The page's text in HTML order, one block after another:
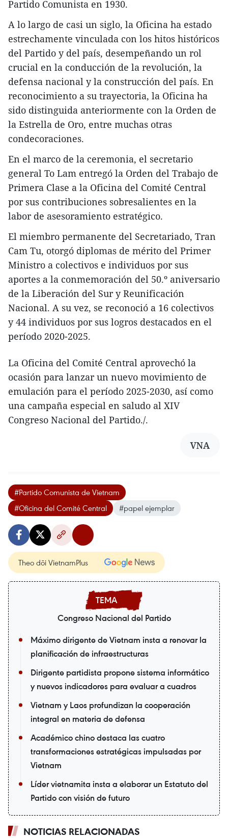
Partido Comunista en 1930.
A lo largo de casi un siglo, la Oficina ha estado
estrechamente vinculada con los hitos históricos
del Partido y del país, desempeñando un rol
crucial en la conducción de la revolución, la
defensa nacional y la construcción del país. En
reconocimiento a su trayectoria, la Oficina ha
sido distinguida anteriormente con la Orden de
la Estrella de Oro, entre muchas otras
condecoraciones.
En el marco de la ceremonia, el secretario
general To Lam entregó la Orden del Trabajo de
Primera Clase a la Oficina del Comité Central
por sus contribuciones sobresalientes en la
labor de asesoramiento estratégico.
El miembro permanente del Secretariado, Tran
Cam Tu, otorgó diplomas de mérito del Primer
Ministro a colectivos e individuos por sus
aportes a la conmemoración del 50.º aniversario
de la Liberación del Sur y Reunificación
Nacional. A su vez, se reconoció a 16 colectivos
y 44 individuos por sus logros destacados en el
período 2020-2025.
La Oficina del Comité Central aprovechó la
ocasión para lanzar un nuevo movimiento de
emulación para el período 2025-2030, así como
una campaña especial en saludo al XIV
Congreso Nacional del Partido./.
VNA
#Partido Comunista de Vietnam
#Oficina del Comité Central
#papel ejemplar
Theo dõi VietnamPlus
Congreso Nacional del Partido
Máximo dirigente de Vietnam insta a renovar la
planificación de infraestructuras
Dirigente partidista propone sistema informático
y nuevos indicadores para evaluar a cuadros
Vietnam y Laos profundizan la cooperación
integral en materia de defensa
Académico chino destaca las cuatro
transformaciones estratégicas impulsadas por
Vietnam
Líder vietnamita insta a elaborar un Estatuto del
Partido con visión de futuro
NOTICIAS RELACIONADAS